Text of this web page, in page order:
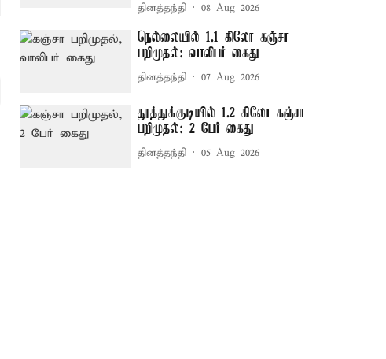
தினத்தந்தி 08 Aug 2026
நெல்லையில் 1.1 கிலோ கஞ்சா
பறிமுதல்: வாலிபர் கைது
தினத்தந்தி 07 Aug 2026
தூத்துக்குடியில் 1.2 கிலோ கஞ்சா
பறிமுதல்: 2 பேர் கைது
தினத்தந்தி 05 Aug 2026